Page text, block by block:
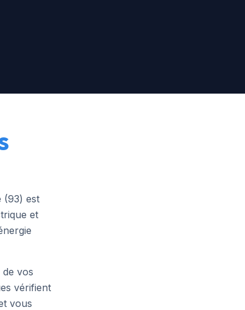
(93) est
et
vos
vérifient
vous